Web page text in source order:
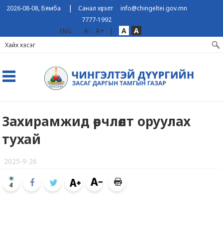
2026-08-08, Бямба | Санал хүсэлт
info@chingeltei.gov.mn
7777-1992
ENG
A- A+ | A A
Захирамжид өөрчлөлт оруулах
тухай
2025-9-26
4